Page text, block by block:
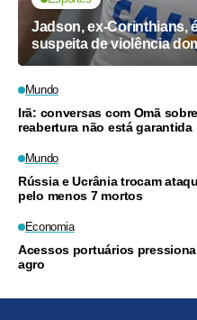
Jadson, ex-Corinthians,
suspeita de violência
Mundo
Irã: conversas com Omã
reabertura não está garantida
Mundo
Rússia e Ucrânia trocam
pelo menos 7 mortos
Economia
Acessos portuários
agro